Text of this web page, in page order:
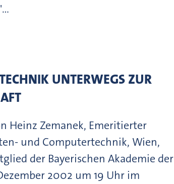
UNTERWEGS ZUR
Heinz Zemanek, Emeritierter
und Computertechnik, Wien,
der Bayerischen Akademie der
2002 um 19 Uhr im